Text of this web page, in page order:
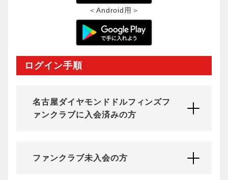
＜Android用＞
ログイン手順
名古屋ダイヤモンドドルフィンズフ
ァンクラブに入会済みの方
ファンクラブ未入会の方